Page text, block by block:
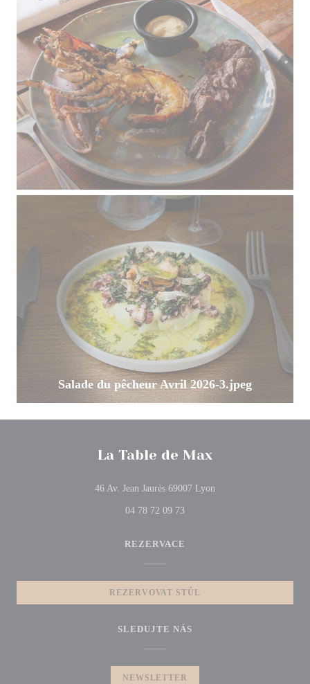
Salade du pêcheur Avril 2026-3.jpeg
La Table de Max
46 Av. Jean Jaurès 69007 Lyon
04 78 72 09 73
REZERVACE
REZERVOVAT STŮL
SLEDUJTE NÁS
NEWSLETTER